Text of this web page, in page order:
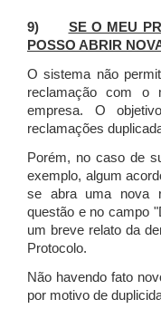
9) SE O MEU
POSSO ABRIR
O sistema não
reclamação com o
empresa. O
reclamações
Porém, no caso de
exemplo, algum
se abra uma nova
questão e no campo
um breve relato da
Protocolo.
Não havendo fato
por motivo de